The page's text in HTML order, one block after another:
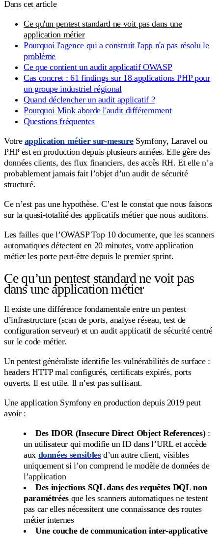
Dans cet article
Ce qu'un pentest standard ne voit pas dans une
application métier
Pourquoi l'agence qui a construit l'app n'a pas résolu le
problème
Ce que contient un audit applicatif OWASP
Cas concret : 61 findings sur 18 applications PHP pour
un groupe industriel régional
Quand déclencher un audit applicatif ?
Pourquoi Mink aborde l'audit différemment
Questions fréquentes
Votre application métier sur-mesureSymfony, Laravel ou
PHP est en production depuis plusieurs années. Elle gère des
données clients, des flux financiers, des accès RH. Et elle n’a
probablement jamais fait l’objet d’un audit de sécurité
structuré.
Ce n’est pas une hypothèse. C’est le constat que nous faisons
sur la quasi-totalité des applicatifs métier que nous auditons.
Les failles que l’OWASP Top 10 documente, que les scanners
automatiques détectent en 20 minutes, votre application
métier les porte peut-être depuis le premier sprint.
Ce qu’un pentest standard ne voit pas
dans une application métier
Il existe une différence fondamentale entre un pentest
d’infrastructure (scan de ports, analyse réseau, test de
configuration serveur) et un audit applicatif de sécurité centré
sur le code métier.
Un pentest généraliste identifie les vulnérabilités de surface :
headers HTTP mal configurés, certificats expirés, ports
ouverts. Il est utile. Il n’est pas suffisant.
Une application Symfony en production depuis 2019 peut
avoir :
Des IDOR (Insecure Direct Object References):
un utilisateur qui modifie un ID dans l’URL et accède
aux données sensiblesd’un autre client, visibles
uniquement si l’on comprend le modèle de données de
l’application
Des injections SQL dans des requêtes DQL non
paramétrées que les scanners automatiques ne testent
pas car elles nécessitent une connaissance des routes
métier internes
Une couche de communication inter-applicative